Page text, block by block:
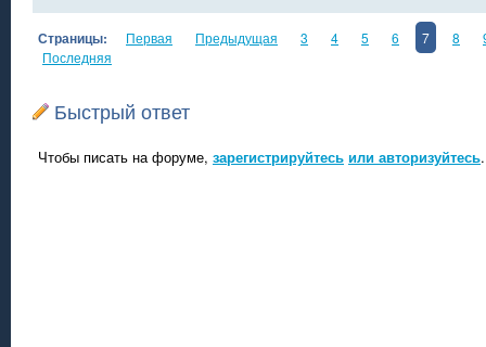
Страницы: Первая Предыдущая 3 4 5 6 7 8
Последняя
Быстрый ответ
Чтобы писать на форуме, зарегистрируйтесь или авторизуйтесь.